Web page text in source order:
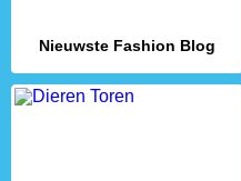
Nieuwste Fashion Blog